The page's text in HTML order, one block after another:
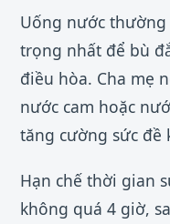
Uống nước
trọng nhất để bù
điều hòa. Cha mẹ
nước cam hoặc
tăng cường sức đề
Hạn chế thời gian
không quá 4 giờ,